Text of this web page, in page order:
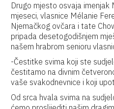
Drugo mjesto osvaja
mjeseci, vlasnice Mélanie
Njemačkog ovčara i tate
pripada desetogodišnjem
našem hrabrom senioru
-Čestitke svima koji ste
čestitamo na divnim
vaše svakodnevnice i koji
Od srca hvala svima na